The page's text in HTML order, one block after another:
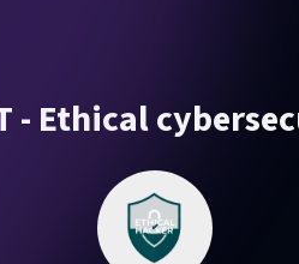
- Ethical